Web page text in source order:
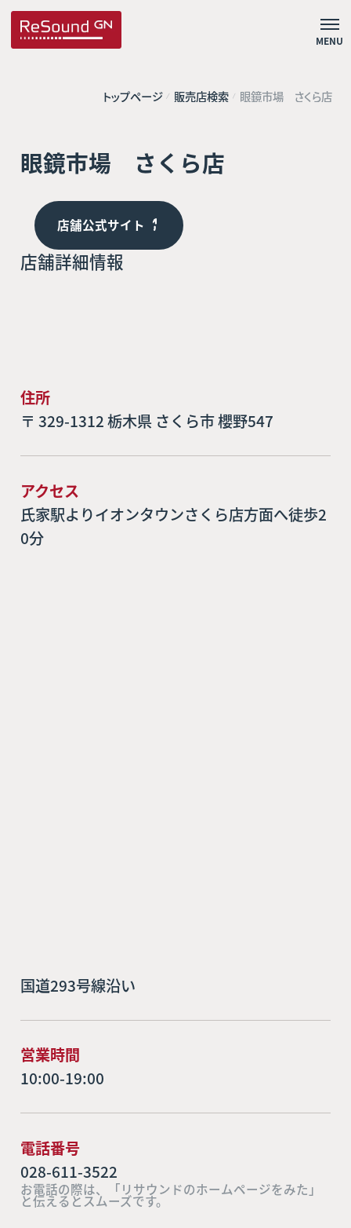
MENU
トップページ 販売店検索 眼鏡市場 さくら店
眼鏡市場 さくら店
店舗公式サイト
店舗詳細情報
住所
〒 329-1312 栃木県 さくら市 櫻野547
アクセス
氏家駅よりイオンタウンさくら店方面へ徒歩2
0分
国道293号線沿い
営業時間
10:00-19:00
電話番号
028-611-3522
お電話の際は、「リサウンドのホームページをみた」
と伝えるとスムーズです。